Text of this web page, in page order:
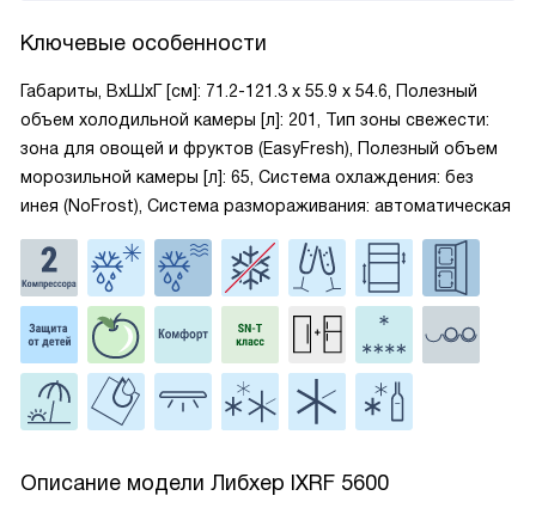
Ключевые особенности
Габариты, ВxШxГ [см]: 71.2-121.3 х 55.9 х 54.6, Полезный
объем холодильной камеры [л]: 201, Тип зоны свежести:
зона для овощей и фруктов (EasyFresh), Полезный объем
морозильной камеры [л]: 65, Система охлаждения: без
инея (NoFrost), Система размораживания: автоматическая
Описание модели Либхер IXRF 5600